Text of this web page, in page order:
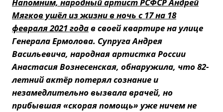
Мягков ушёл из жизни в ночь с 17 на 18
февраля 2021 годав своей квартире на улице
Генерала Ермолова. Супруга Андрея
Васильевича, народная артистка России
Анастасия Вознесенская, обнаружила, что 82-
летний актёр потерял сознание и
незамедлительно вызвала врачей, но
прибывшая «скорая помощь» уже ничем не